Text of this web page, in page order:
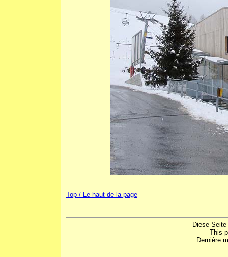
Top / Le haut de la page
Diese
This
Dernière